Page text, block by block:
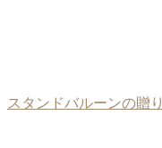
スタンドバルーンの贈